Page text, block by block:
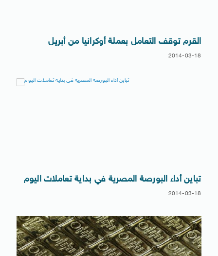
القرم توقف التعامل بعملة أوكرانيا من أبريل
2014-03-18
تباين أداء البورصة المصرية في بداية تعاملات اليوم
2014-03-18